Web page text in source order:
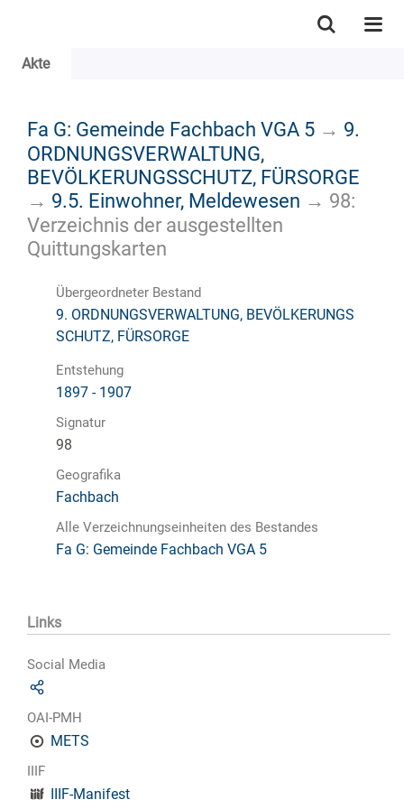
Akte
Fa G: Gemeinde Fachbach VGA 5 → 9.
ORDNUNGSVERWALTUNG,
BEVÖLKERUNGSSCHUTZ, FÜRSORGE
→ 9.5. Einwohner, Meldewesen → 98:
Verzeichnis der ausgestellten
Quittungskarten
Übergeordneter Bestand
9. ORDNUNGSVERWALTUNG, BEVÖLKERUNGS
SCHUTZ, FÜRSORGE
Entstehung
1897 - 1907
Signatur
98
Geografika
Fachbach
Alle Verzeichnungseinheiten des Bestandes
Fa G: Gemeinde Fachbach VGA 5
Links
Social Media
OAI-PMH
METS
IIIF
IIIF-Manifest